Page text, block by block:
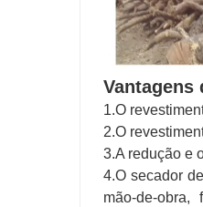
Vantagens
1.O
2.O
3.A redução e
4.O secador
mão-de-